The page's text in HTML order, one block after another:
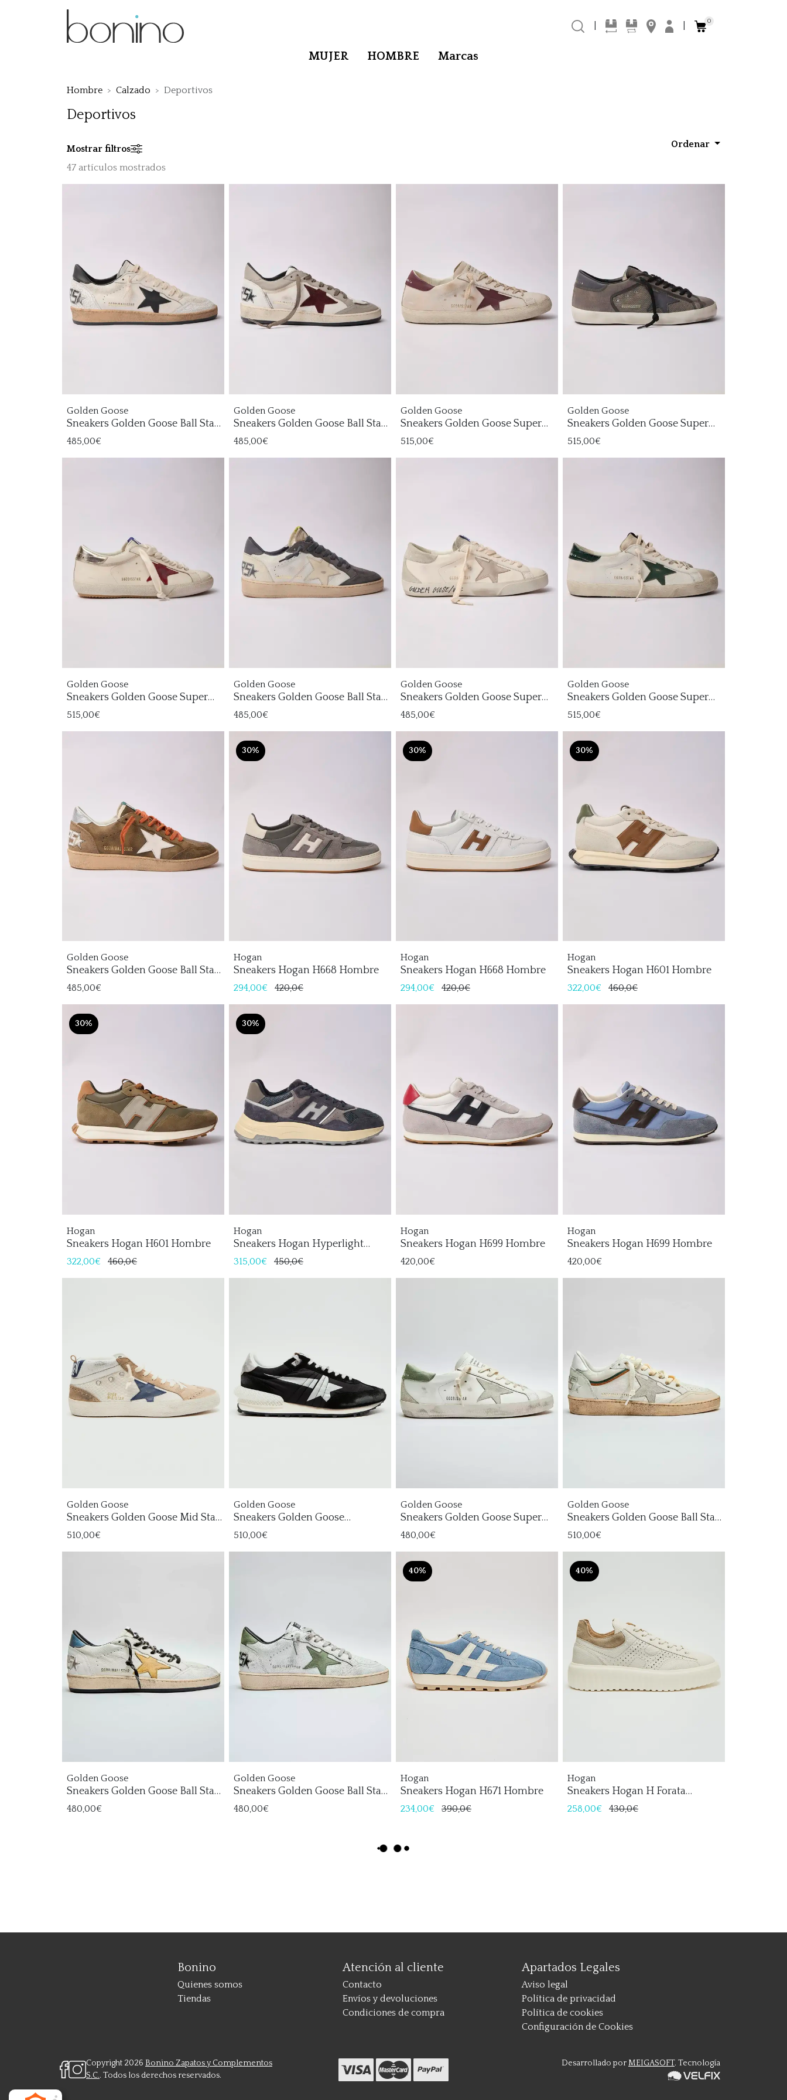
0
MUJER HOMBRE Marcas
Hombre Calzado Deportivos
Deportivos
Mostrar filtros Ordenar
47 artículos mostrados
Golden Goose
Sneakers Golden Goose Ball Star
Hombre
485,00€
Golden Goose
Sneakers Golden Goose Ball Star
Hombre
485,00€
Golden Goose
Sneakers Golden Goose Super
Star Mujer
515,00€
Golden Goose
Sneakers Golden Goose Super
Star Hombre
515,00€
Golden Goose
Sneakers Golden Goose Super
Star Hombre
515,00€
Golden Goose
Sneakers Golden Goose Ball Star
Hombre
485,00€
Golden Goose
Sneakers Golden Goose Super
Star Hombre
485,00€
Golden Goose
Sneakers Golden Goose Super
Star Hombre
515,00€
Golden Goose
Sneakers Golden Goose Ball Star
Hombre
485,00€
30%
Hogan
Sneakers Hogan H668 Hombre
294,00€ 420,0€
30%
Hogan
Sneakers Hogan H668 Hombre
294,00€ 420,0€
30%
Hogan
Sneakers Hogan H601 Hombre
322,00€ 460,0€
30%
Hogan
Sneakers Hogan H601 Hombre
322,00€ 460,0€
30%
Hogan
Sneakers Hogan Hyperlight
Hombre
315,00€ 450,0€
Hogan
Sneakers Hogan H699 Hombre
420,00€
Hogan
Sneakers Hogan H699 Hombre
420,00€
Golden Goose
Sneakers Golden Goose Mid Star
Hombre
510,00€
Golden Goose
Sneakers Golden Goose
Marathon Hombre
510,00€
Golden Goose
Sneakers Golden Goose Super
Star Hombre
480,00€
Golden Goose
Sneakers Golden Goose Ball Star
Hombre
510,00€
Golden Goose
Sneakers Golden Goose Ball Star
Hombre
480,00€
Golden Goose
Sneakers Golden Goose Ball Star
Hombre
480,00€
40%
Hogan
Sneakers Hogan H671 Hombre
234,00€ 390,0€
40%
Hogan
Sneakers Hogan H Forata
Hombre
258,00€ 430,0€
Bonino
Quienes somos
Tiendas
Atención al cliente
Contacto
Envíos y devoluciones
Condiciones de compra
Apartados Legales
Aviso legal
Política de privacidad
Política de cookies
Configuración de Cookies
Copyright 2026 Bonino Zapatos y Complementos
S.C.. Todos los derechos reservados.
Desarrollado porMEIGASOFT. Tecnología